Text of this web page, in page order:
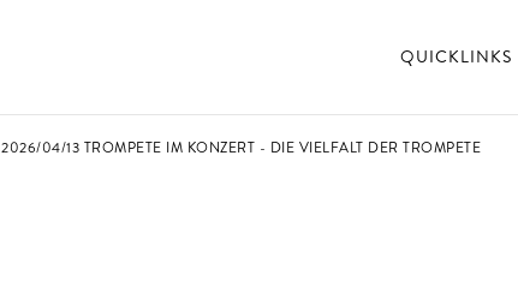
QUICKLINKS
2026/04/13 TROMPETE IM KONZERT - DIE VIELFALT DER TROMPETE